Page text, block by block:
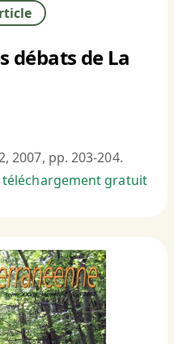
débats de La
2007, pp. 203-204.
téléchargement gratuit